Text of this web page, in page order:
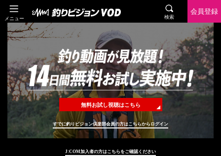
メニュー 検索
会員登録
無料お試し視聴はこちら
すでに釣りビジョン倶楽部会員の方はこちらからログイン
J:COM加入者の方はこちらをご確認ください